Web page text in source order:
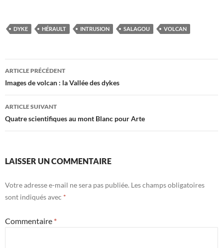
DYKE HÉRAULT INTRUSION SALAGOU VOLCAN
Navigation
des
articles
ARTICLE PRÉCÉDENT
Images de volcan : la Vallée des dykes
ARTICLE SUIVANT
Quatre scientifiques au mont Blanc pour Arte
LAISSER UN COMMENTAIRE
Votre adresse e-mail ne sera pas publiée. Les champs obligatoires
sont indiqués avec *
Commentaire *